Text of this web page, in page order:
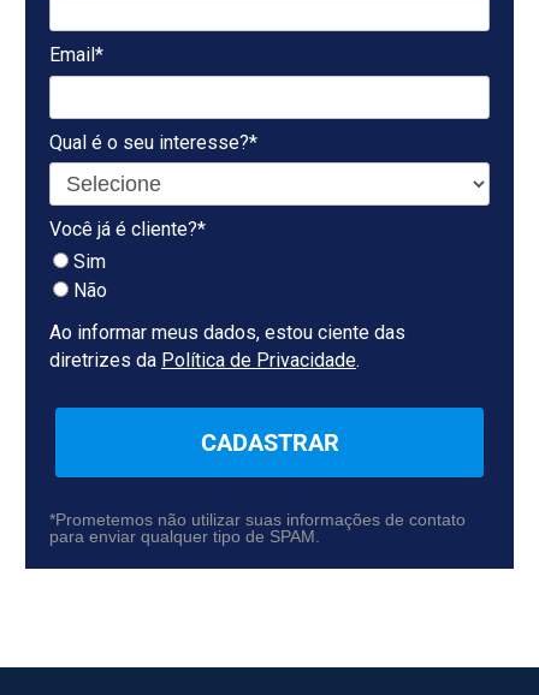
Email*
Qual é o seu interesse?*
Você já é cliente?*
Sim
Não
Ao informar meus dados, estou ciente das
diretrizes da Política de Privacidade.
CADASTRAR
*Prometemos não utilizar suas informações de contato
para enviar qualquer tipo de SPAM.